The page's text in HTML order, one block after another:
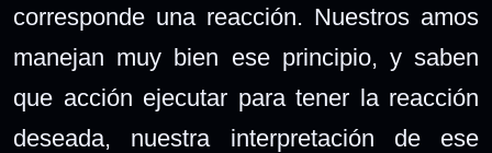
corresponde una reacción. Nuestros amos
manejan muy bien ese principio, y saben
que acción ejecutar para tener la reacción
deseada, nuestra interpretación de ese